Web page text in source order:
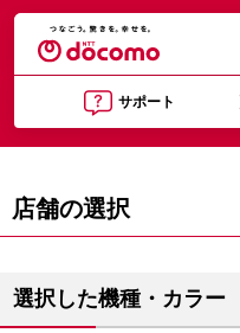
サポート
店舗の選択
選択した機種・カラー